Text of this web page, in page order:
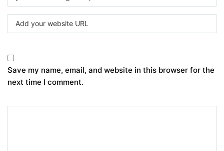
Save my name, email, and website in this browser for the
next time I comment.